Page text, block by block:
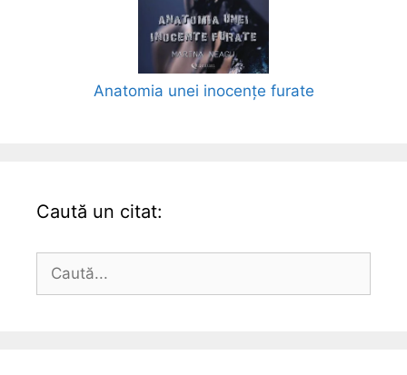
Anatomia unei inocențe furate
Caută un citat:
Caută